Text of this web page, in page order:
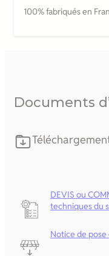
100% fabriqués en
Documents
DEVIS ou
techniques du
Notice de pose